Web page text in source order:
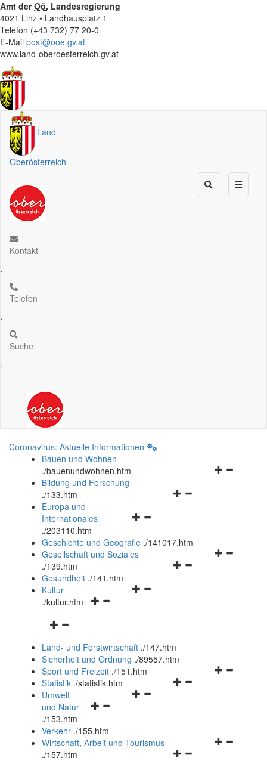
Amt derOö. Landesregierung
4021 Linz • Landhausplatz 1
Telefon (+43 732) 77 20-0
E-Mail post@ooe.gv.at
www.land-oberoesterreich.gv.at
Land
Oberösterreich
Kontakt
.
Telefon
.
Suche
.
Coronavirus: Aktuelle Informationen
Bauen und Wohnen
./bauenundwohnen.htm
Navigationsmenü
Bildung und Forschung
./133.htm
Navigationsmenü
und
schließen
Europa und
Internationales
./203110.htm
Geschichte und Geografie ./141017.htm
Navigationsmenü
Gesellschaft und Soziales
./139.htm
Navigationsmenü
Gesundheit ./141.htm
Navigationsmenü
Kultur
./kultur.htm
Navigationsmenü
und
schließen
Land- und Forstwirtschaft ./147.htm
Sicherheit und Ordnung ./89557.htm
Navigationsmenü
Sport und Freizeit ./151.htm
Navigationsmenü
Statistik ./statistik.htm
Navigationsmenü
und
schließen
Umwelt
und Natur
./153.htm
Verkehr ./155.htm
Navigationsmenü
Wirtschaft, Arbeit und Tourismus
./157.htm